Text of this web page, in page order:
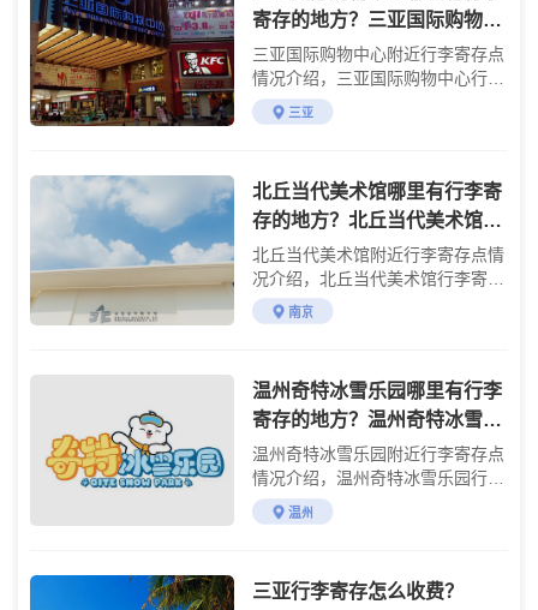
寄存的地方？三亚国际购物中
心行李寄存怎么收费？
三亚国际购物中心附近行李寄存点
情况介绍，三亚国际购物中心行李
寄存点收费标准介绍
三亚
北丘当代美术馆哪里有行李寄
存的地方？北丘当代美术馆行
李寄存怎么收费？
北丘当代美术馆附近行李寄存点情
况介绍，北丘当代美术馆行李寄存
点收费标准介绍
南京
温州奇特冰雪乐园哪里有行李
寄存的地方？温州奇特冰雪乐
园行李寄存怎么收费？
温州奇特冰雪乐园附近行李寄存点
情况介绍，温州奇特冰雪乐园行李
寄存点收费标准介绍
温州
三亚行李寄存怎么收费？